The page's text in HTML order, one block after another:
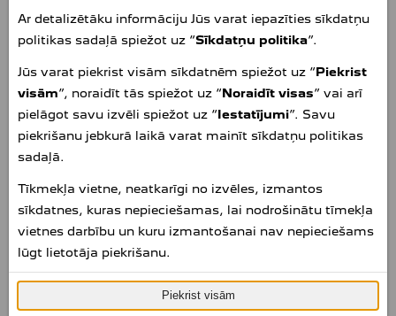
JAUNA MODULĀRA PLATFORMA
Auto veidots uz jaunākās STELLANTIS grupas vieglo
automašīnu platformas bāzes, kas paredzēta B un C
segmentu automašīnām. Lietotājam tas nozīmē labākus
ekonomijas rādītājus, zemāku smaguma centru un
precīzāku vadāmību, augstāku salona akustisko
aprīkojuma iespējas, kas iekļauj jaunākos elektroniskos
asistentus un drošības sistēmas, kas tradicionāli bijušas
pieejamas tikai vairākas klases augstākām
automašīnām.
Ar detalizētāku informāciju Jūs varat iepazīties sīkdatņu
politikas sadaļā spiežot uz “Sīkdatņu politika”.
Jūs varat piekrist visām sīkdatnēm spiežot uz “Piekrist
visām”, noraidīt tās spiežot uz “Noraidīt visas” vai arī
pielāgot savu izvēli spiežot uz “Iestatījumi”. Savu
piekrišanu jebkurā laikā varat mainīt sīkdatņu politikas
sadaļā.
Tīkmekļa vietne, neatkarīgi no izvēles, izmantos
sīkdatnes, kuras nepieciešamas, lai nodrošinātu tīmekļa
vietnes darbību un kuru izmantošanai nav nepieciešams
lūgt lietotāja piekrišanu.
Piekrist visām